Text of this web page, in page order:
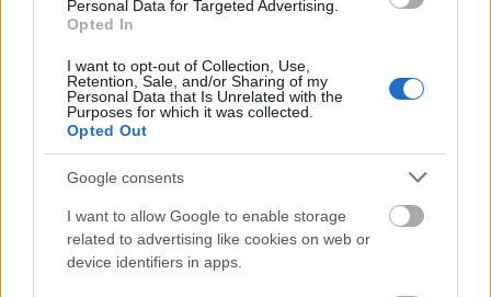
Personal Data for Targeted Advertising.
Opted In
I want to opt-out of Collection, Use,
Retention, Sale, and/or Sharing of my
Personal Data that Is Unrelated with the
Purposes for which it was collected.
Opted Out
Google consents
I want to allow Google to enable storage
related to advertising like cookies on web or
device identifiers in apps.
A forgalom önmagában, eredmények nélkül mit
végzett munkája, mint a Legolcsóbb
(árösszehasonlító) és az Inversion Inmobiliaria,
jól illusztrálja, hogy a szándékvezérelt tartalom
és az intelligens weboldal-architektúra hogyan
kosárértéket és az ügyfélmegtartást.
Etikus AI és GDPR Megfelelőség
Mivel az AI rendszerek hatalmas mennyiségű
adatot igényelnek, az adatvédelmi aggályok